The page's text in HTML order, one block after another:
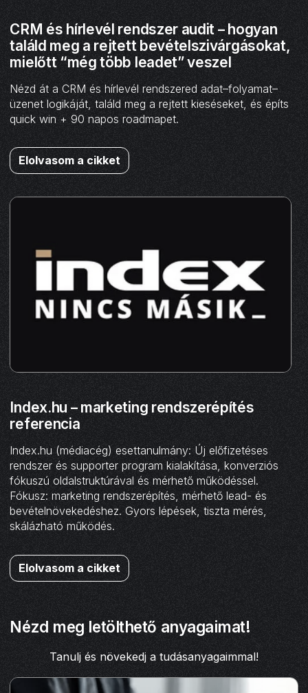
CRM és hírlevél rendszer audit – hogyan
találd meg a rejtett bevételszivárgásokat,
mielőtt “még több leadet” veszel
Nézd át a CRM és hírlevél rendszered adat–folyamat–
üzenet logikáját, találd meg a rejtett kieséseket, és építs
quick win + 90 napos roadmapet.
Elolvasom a cikket
Index.hu – marketing rendszerépítés
referencia
Index.hu (médiacég) esettanulmány: Új előfizetéses
rendszer és supporter program kialakítása, konverziós
fókuszú oldalstruktúrával és mérhető működéssel.
Fókusz: marketing rendszerépítés, mérhető lead- és
bevételnövekedéshez. Gyors lépések, tiszta mérés,
skálázható működés.
Elolvasom a cikket
Nézd meg letölthető anyagaimat!
Tanulj és növekedj a tudásanyagaimmal!